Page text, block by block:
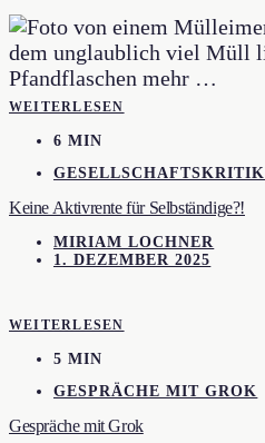
WEITERLESEN
6 MIN
GESELLSCHAFTSKRITIK
Keine Aktivrente für Selbständige?!
MIRIAM LOCHNER
1. DEZEMBER 2025
WEITERLESEN
5 MIN
GESPRÄCHE MIT GROK
Gespräche mit Grok